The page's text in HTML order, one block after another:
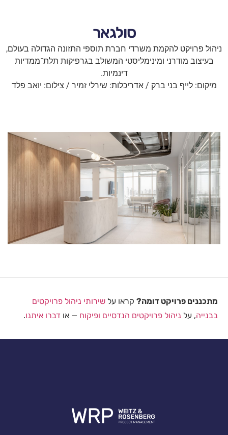
סולגאר
ניהול פרויקט להקמת משרדי חברת תוספי התזונה הגדולה בעולם,
בעיצוב מודרני ומינימליסטי המשולב בגרפיקות תלת־ממדיות
דינמיות.
מיקום: לייף בני ברק / אדריכלות: שירלי זמיר / צילום: יואב פלד
מתכננים פרויקט דומה? קראו על שירותי ניהול פרויקטים
בבנייה, על ניהול פרויקטים הנדסיים ופיקוח — או דברו איתנו.